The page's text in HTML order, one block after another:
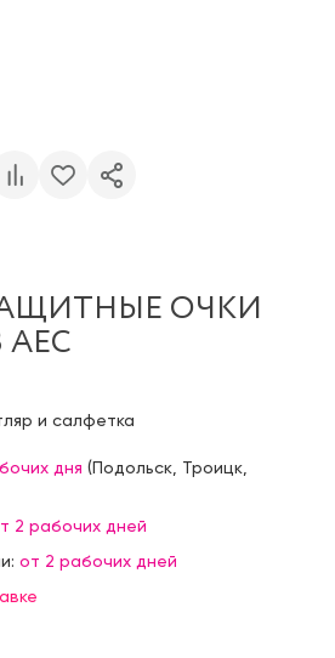
ОЧКИ
и салфетка
дня (Подольск Троицк
2 рабочих дней
от 2 рабочих дней